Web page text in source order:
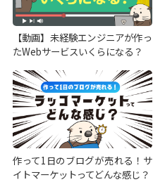
【動画】未経験エンジニアが作っ
たWebサービスいくらになる？
作って1日のブログが売れる！サ
イトマーケットってどんな感じ？